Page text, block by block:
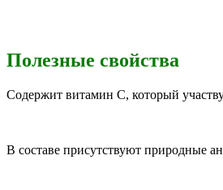
Полезные свойства
Содержит витамин C, который
В составе присутствуют природные